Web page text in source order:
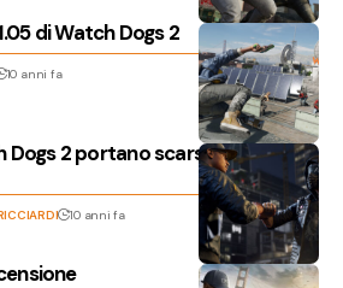
di Watch Dogs 2
10 anni fa
Dogs 2 portano scarsi risultati per
10 anni fa